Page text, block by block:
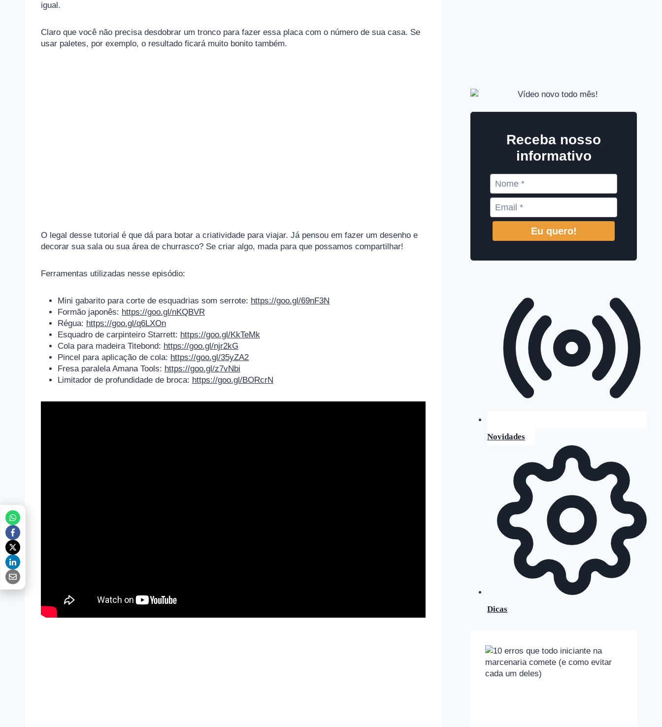
igual.
Claro que você não precisa desdobrar um tronco para fazer essa placa com o número de sua casa. Se
usar paletes, por exemplo, o resultado ficará muito bonito também.
O legal desse tutorial é que dá para botar a criatividade para viajar. Já pensou em fazer um desenho e
decorar sua sala ou sua área de churrasco? Se criar algo, mada para que possamos compartilhar!
Ferramentas utilizadas nesse episódio:
Mini gabarito para corte de esquadrias som serrote: https://goo.gl/69nF3N
Formão japonês: https://goo.gl/nKQBVR
Régua: https://goo.gl/q6LXOn
Esquadro de carpinteiro Starrett: https://goo.gl/KkTeMk
Cola para madeira Titebond: https://goo.gl/njr2kG
Pincel para aplicação de cola: https://goo.gl/35yZA2
Fresa paralela Amana Tools: https://goo.gl/z7vNbi
Limitador de profundidade de broca: https://goo.gl/BORcrN
Receba nosso
informativo
Eu quero!
Novidades
Dicas